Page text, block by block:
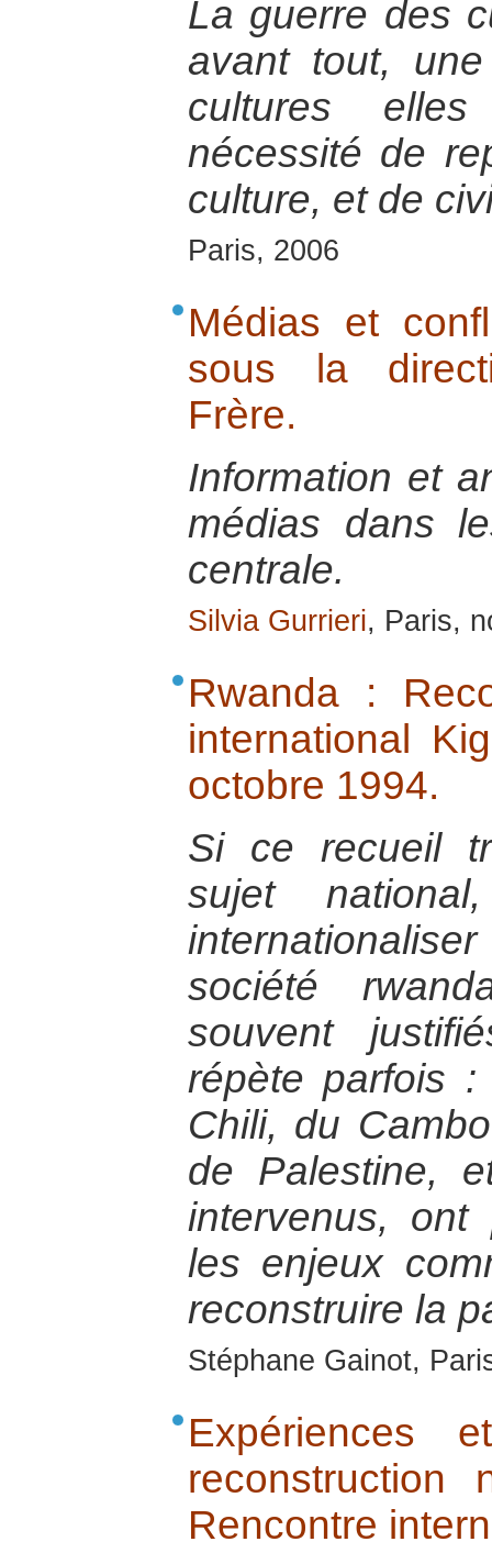
La guerre des
avant tout,
cultures
nécessité de
culture, et de
Paris, 2006
Médias et
sous la
Frère.
Information et
médias dans
centrale.
Silvia Gurrieri, Paris,
Rwanda :
international
octobre 1994.
Si ce recueil
sujet
société
souvent
répète parfois
Chili, du
de Palestine,
intervenus, ont
les enjeux
reconstruire la
Stéphane Gainot,
Expériences
Rencontre